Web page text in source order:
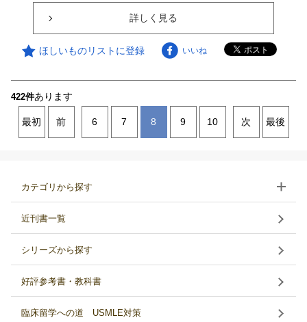
詳しく見る
ほしいものリストに登録 いいね
422件あります
最初 前 6 7 8 9 10 次 最後
カテゴリから探す
近刊書一覧
シリーズから探す
好評参考書・教科書
臨床留学への道 USMLE対策